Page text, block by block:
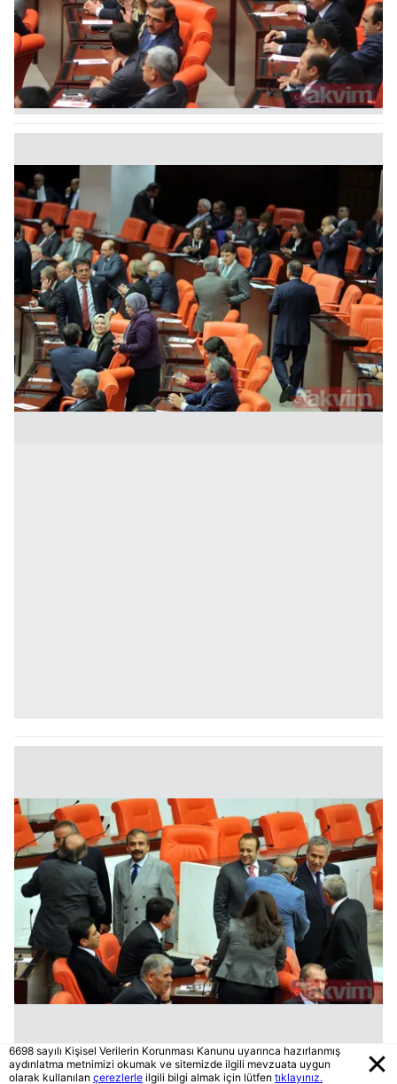
6698 sayılı Kişisel Verilerin Korunması Kanunu uyarınca hazırlanmış
aydınlatma metnimizi okumak ve sitemizde ilgili mevzuata uygun
olarak kullanılan çerezlerle ilgili bilgi almak için lütfen tıklayınız.